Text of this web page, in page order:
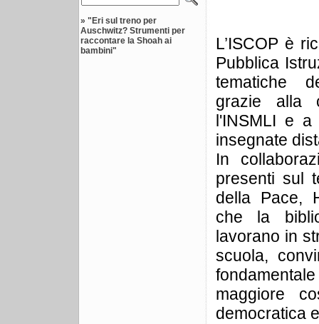
» "Eri sul treno per
Auschwitz? Strumenti per
raccontare la Shoah ai
bambini"
L’ISCOP è
Pubblica
tematiche
grazie alla
l'INSMLI e
insegnate
In
presenti sul
della Pace,
che la
lavorano in
scuola,
maggiore
democratica